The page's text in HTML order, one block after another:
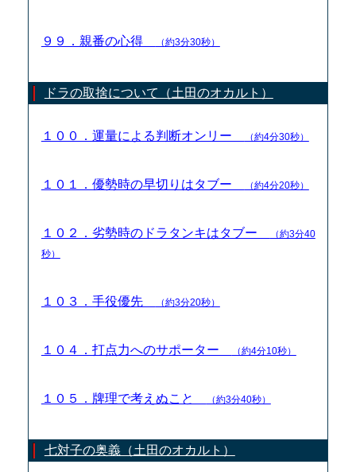
９９．親番の心得 （約3分30秒）
ドラの取捨について（土田のオカルト）
１００．運量による判断オンリー （約4分30秒）
１０１．優勢時の早切りはタブー （約4分20秒）
１０２．劣勢時のドラタンキはタブー
（約3分40
秒）
１０３．手役優先 （約3分20秒）
１０４．打点力へのサポーター （約4分10秒）
１０５．牌理で考えぬこと （約3分40秒）
七対子の奥義（土田のオカルト）